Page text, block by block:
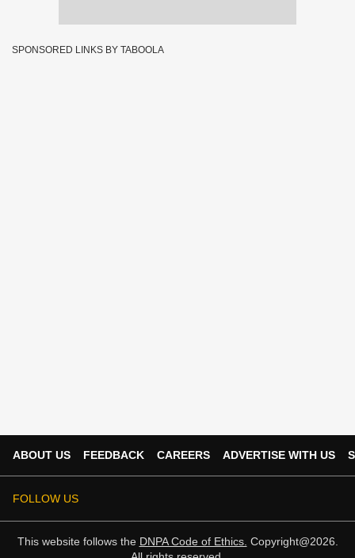
SPONSORED LINKS BY TABOOLA
ABOUT US FEEDBACK CAREERS ADVERTISE WITH US
FOLLOW US
This website follows the DNPA Code of Ethics. Copyright@2026.